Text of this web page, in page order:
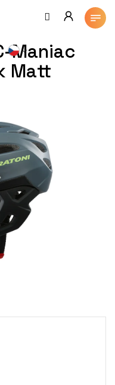
Maniac
Matt